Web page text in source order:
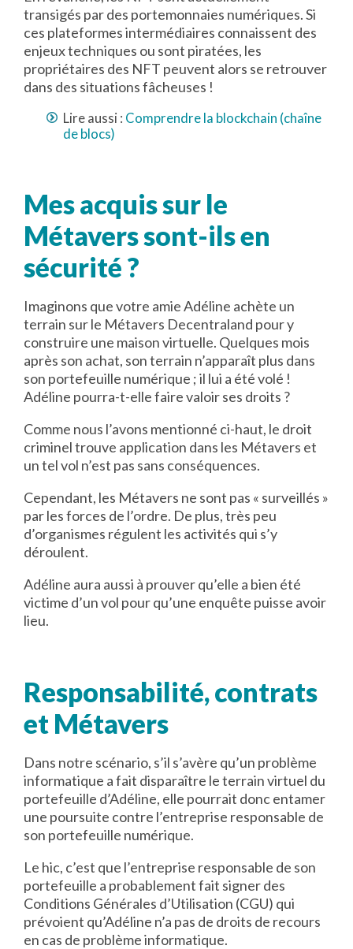
transigés par des portemonnaies numériques. Si
ces plateformes intermédiaires connaissent des
enjeux techniques ou sont piratées, les
propriétaires des NFT peuvent alors se retrouver
dans des situations fâcheuses !
Lire aussi : Comprendre la blockchain (chaîne
de blocs)
Mes acquis sur le
Métavers sont-ils en
sécurité ?
Imaginons que votre amie Adéline achète un
terrain sur le Métavers Decentraland pour y
construire une maison virtuelle. Quelques mois
après son achat, son terrain n’apparaît plus dans
son portefeuille numérique ; il lui a été volé !
Adéline pourra-t-elle faire valoir ses droits ?
Comme nous l’avons mentionné ci-haut, le droit
criminel trouve application dans les Métavers et
un tel vol n’est pas sans conséquences.
Cependant, les Métavers ne sont pas « surveillés »
par les forces de l’ordre. De plus, très peu
d’organismes régulent les activités qui s’y
déroulent.
Adéline aura aussi à prouver qu’elle a bien été
victime d’un vol pour qu’une enquête puisse avoir
lieu.
Responsabilité, contrats
et Métavers
Dans notre scénario, s’il s’avère qu’un problème
informatique a fait disparaître le terrain virtuel du
portefeuille d’Adéline, elle pourrait donc entamer
une poursuite contre l’entreprise responsable de
son portefeuille numérique.
Le hic, c’est que l’entreprise responsable de son
portefeuille a probablement fait signer des
Conditions Générales d’Utilisation (CGU) qui
prévoient qu’Adéline n’a pas de droits de recours
en cas de problème informatique.